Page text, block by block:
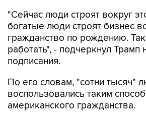
"Сейчас люди строят вокруг
богатые люди строят бизнес
гражданство по рождению.
работать", - подчеркнул Трамп
подписания.
По его словам, "сотни тысяч"
воспользовались таким
американского гражданства.